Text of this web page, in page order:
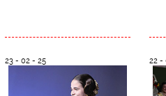
23 - 02 - 25 22 -